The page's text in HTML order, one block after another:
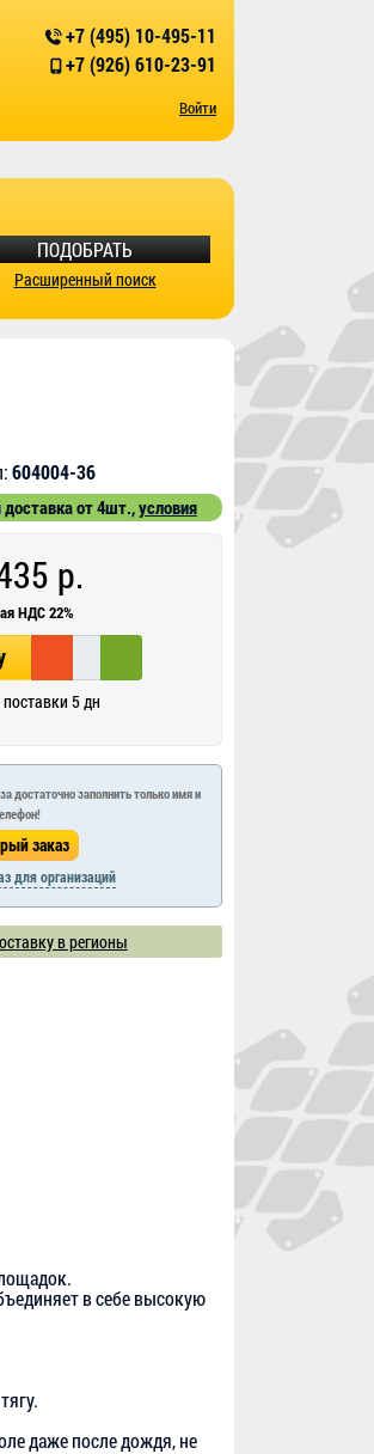
+7 (495) 10-495-11
+7 (926) 610-23-91
Войти
ПОДОБРАТЬ
Расширенный поиск
604004-36
от 4шт.,условия
р.
НДС 22%
5 дн
достаточно заполнить только имя и
для организаций
в регионы
в себе высокую
даже после дождя, не